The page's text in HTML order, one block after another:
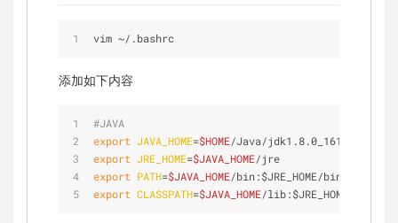
vim ~/ .bashrc
添加如下内容
#JAVA
export JAVA_HOME=$HOME/Java/jdk1.8.0_161/
export JRE_HOME=$JAVA_HOME/jre
export PATH=$JAVA_HOME/bin:$JRE_HOME/bin:$PATH
export CLASSPATH=$JAVA_HOME/lib:$JRE_HOME/